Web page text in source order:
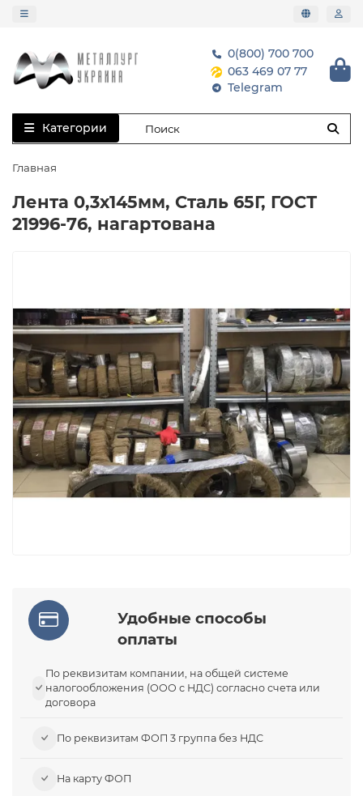
0(800) 700 700
063 469 07 77
Telegram
Категории
Главная
Лента 0,3х145мм, Сталь 65Г, ГОСТ
21996-76, нагартована
Удобные способы
оплаты
По реквизитам компании, на общей системе
налогообложения (ООО с НДС) согласно счета или
договора
По реквизитам ФОП 3 группа без НДС
На карту ФОП